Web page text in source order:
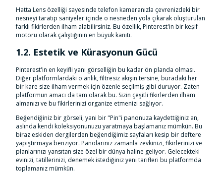
Hatta Lens özelliği sayesinde telefon kameranızla çevrenizdeki bir
nesneyi taratıp saniyeler içinde o nesneden yola çıkarak oluşturulan
farklı fikirlerden ilham alabilirsiniz. Bu özellik, Pinterest'in bir keşif
motoru olarak çalıştığının en büyük kanıtı.
1.2. Estetik ve Kürasyonun Gücü
Pinterest'in en keyifli yanı görselliğin bu kadar ön planda olması.
Diğer platformlardaki o anlık, filtresiz akışın tersine, buradaki her
bir kare size ilham vermek için özenle seçilmiş gibi duruyor. Zaten
platformun amacı da tam olarak bu. Sizin çeşitli fikirlerden ilham
almanızı ve bu fikirlerinizi organize etmenizi sağlıyor.
Beğendiğiniz bir görseli, yani bir "Pin"i panonuza kaydettiğiniz an,
aslında kendi koleksiyonunuzu yaratmaya başlamanız mümkün. Bu
biraz eskiden dergilerden beğendiğimiz sayfaları kesip bir deftere
yapıştırmaya benziyor. Panolarınız zamanla zevkinizi, fikirlerinizi ve
planlarınızı yansıtan size özel bir dünya haline geliyor. Gelecekteki
evinizi, tatillerinizi, denemek istediğiniz yeni tarifleri bu platformda
toplamanız mümkün.